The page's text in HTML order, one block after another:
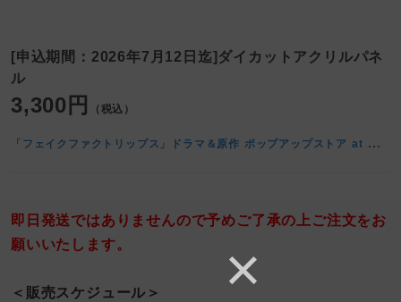
[申込期間：2026年7月12日迄]ダイカットアクリルパネ
ル
3,300円 （税込）
「
フェイクファクトリップス」ドラマ＆原作 ポップアップストア at マンガ展
即日発送ではありませんので予めご了承の上ご注文をお
願いいたします。
＜販売スケジュール＞